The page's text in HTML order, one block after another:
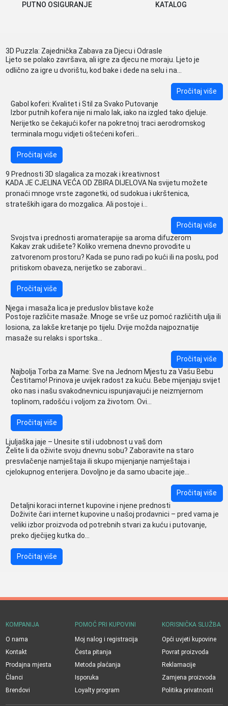
PUTNO OSIGURANJE KATALOG
3D Puzzla: Zajednička Zabava za Djecu i Odrasle
Ljeto se polako završava, ali igre za djecu ne moraju. Ljeto je
odlično za igre u dvorištu, kod bake i dede na selu i na...
Pročitaj više
Gabol koferi: Kvalitet i Stil za Svako Putovanje
Izbor putnih kofera nije ni malo lak, iako na izgled tako djeluje.
Nerijetko se čekajući kofer na pokretnoj traci aerodromskog
terminala mogu vidjeti oštećeni koferi...
Pročitaj više
9 Prednosti 3D slagalica za mozak i kreativnost
KADA JE CJELINA VEĆA OD ZBIRA DIJELOVA Na svijetu možete
pronaći mnoge vrste zagonetki, od sudokua i ukrštenica,
strateških igara do mozgalica. Ali postoje i...
Pročitaj više
Svojstva i prednosti aromaterapije sa aroma difuzerom
Kakav zrak udišete? Koliko vremena dnevno provodite u
zatvorenom prostoru? Kada se puno radi po kući ili na poslu, pod
pritiskom obaveza, nerijetko se zaboravi...
Pročitaj više
Njega i masaža lica je preduslov blistave kože
Postoje različite masaže. Mnoge se vrše uz pomoć različitih ulja ili
losiona, za lakše kretanje po tijelu. Dvije možda najpoznatije
masaže su relaks i sportska...
Pročitaj više
Najbolja Torba za Mame: Sve na Jednom Mjestu za Vašu Bebu
Čestitamo! Prinova je uvijek radost za kuću. Bebe mijenjaju svijet
oko nas i našu svakodnevnicu ispunjavajući je neizmjernom
toplinom, radošću i voljom za životom. Ovi...
Pročitaj više
Ljuljaška jaje – Unesite stil i udobnost u vaš dom
Želite li da oživite svoju dnevnu sobu? Zaboravite na staro
presvlačenje namještaja ili skupo mijenjanje namještaja i
cjelokupnog enterijera. Dovoljno je da samo ubacite jaje...
Pročitaj više
Detaljni koraci internet kupovine i njene prednosti
Doživite čari internet kupovine u našoj prodavnici – pred vama je
veliki izbor proizvoda od potrebnih stvari za kuću i putovanje,
preko dječijeg kutka do...
Pročitaj više
KOMPANIJA
O nama
Kontakt
Prodajna mjesta
Članci
Brendovi
POMOĆ PRI KUPOVINI
Moj nalog i registracija
Česta pitanja
Metoda plaćanja
Isporuka
Loyalty program
KORISNIČKA SLUŽBA
Opći uvjeti kupovine
Povrat proizvoda
Reklamacije
Zamjena proizvoda
Politika privatnosti